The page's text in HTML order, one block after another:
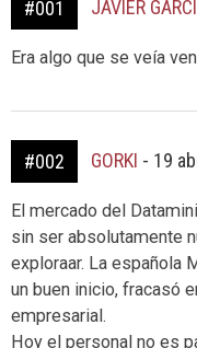
#001 JAVIER
Era algo que se veía
#002 GORKI - 19
El mercado del
sin ser absolutamente
exploraar. La española
un buen inicio, fracasó
empresarial.
Hoy el personal no es